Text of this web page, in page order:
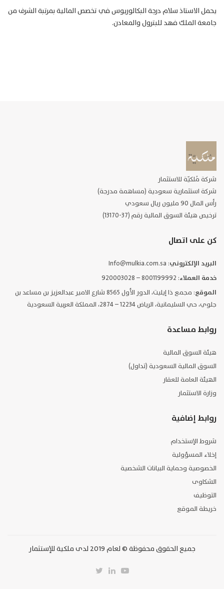
يحمل الاستاذ سلام درجة البكالوريوس في تخصص المالية بمرتبة الشرف من
جامعة الملك فهد للبترول والمعادن.
شركة مُلكيّة للاستثمار
شركة استثمارية سعودية (مساهمة مدرجة)
رأس المال 90 مليون ريال سعودي
ترخيص هيئة السوق المالية رقم (37-13170)
كن على اتصال
البريد الإلكتروني: Info@mulkia.com.sa
خدمة العملاء: 8001199992 – 920003028
الموقع
: مجمع ذا إيليت، الدور الأول 8565 شارع الامير عبدالعزيز بن مساعد بن
جلوي، حي السليمانية، الرياض 12234 – 2874، المملكة العربية السعودية
روابط مساعدة
هيئة السوق المالية
السوق المالية السعودية (تداول)
الهيئة العامة للعقار
وزارة الاستثمار
روابط إضافية
شروط الإستخدام
إخلاء المسؤولية
الخصوصية وحماية البيانات الشخصية
الشكاوى
التوظيف
خريطة الموقع
جميع الحقوق محفوظة © لعام 2019 لدى ملكية للإستثمار